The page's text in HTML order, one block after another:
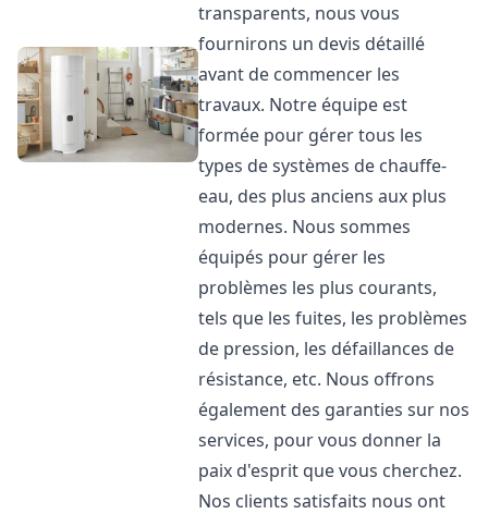
transparents, nous vous
fournirons un devis détaillé
avant de commencer les
travaux. Notre équipe est
formée pour gérer tous les
types de systèmes de chauffe-
eau, des plus anciens aux plus
modernes. Nous sommes
équipés pour gérer les
problèmes les plus courants,
tels que les fuites, les problèmes
de pression, les défaillances de
résistance, etc. Nous offrons
également des garanties sur nos
services, pour vous donner la
paix d'esprit que vous cherchez.
Nos clients satisfaits nous ont